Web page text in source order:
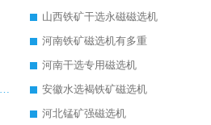
山西铁矿干选永磁磁选机
河南铁矿磁选机有多重
河南干选专用磁选机
甘肃矿山用干选磁选机怎样调磁
安徽水选褐铁矿磁选机
河北锰矿强磁选机